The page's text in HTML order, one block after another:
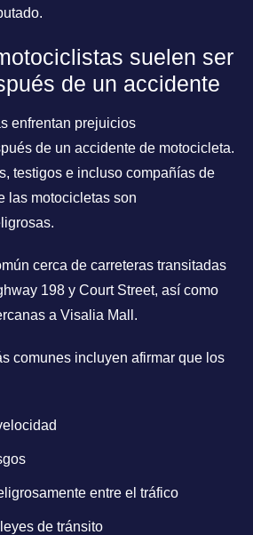
suelen ser
de un accidente
enfrentan prejuicios
de un accidente de motocicleta.
testigos e incluso compañías de
las motocicletas son
cerca de carreteras transitadas
198 y Court Street, así como
a Visalia Mall.
comunes incluyen afirmar que los
entre el tráfico
de tránsito